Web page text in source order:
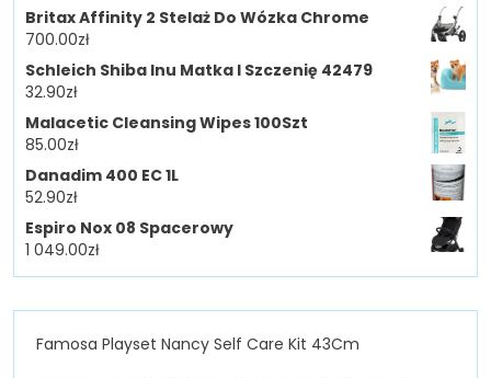
Britax Affinity 2 Stelaż Do Wózka Chrome
700.00zł
Schleich Shiba Inu Matka I Szczenię 42479
32.90zł
Malacetic Cleansing Wipes 100Szt
85.00zł
Danadim 400 EC 1L
52.90zł
Espiro Nox 08 Spacerowy
1 049.00zł
Famosa Playset Nancy Self Care Kit 43Cm